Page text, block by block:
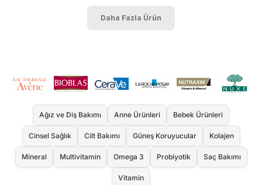
Daha Fazla Ürün
Ağız ve Diş Bakımı Anne Ürünleri Bebek Ürünleri
Cinsel Sağlık Cilt Bakımı Güneş Koruyucular Kolajen
Mineral Multivitamin Omega 3 Probiyotik Saç Bakımı
Vitamin